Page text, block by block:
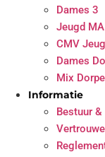
Dames 3
Jeugd MA
CMV
Dames
Mix
Informatie
Bestuur